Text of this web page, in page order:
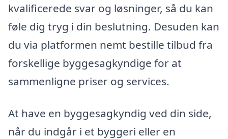
kvalificerede svar og løsninger, så du kan
føle dig tryg i din beslutning. Desuden kan
du via platformen nemt bestille tilbud fra
forskellige byggesagkyndige for at
sammenligne priser og services.
At have en byggesagkyndig ved din side,
når du indgår i et byggeri eller en